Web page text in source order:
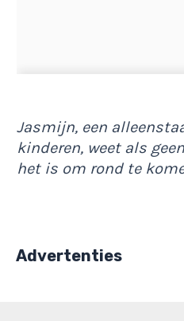
Jasmijn, een
kinderen, weet als
het is om rond te
Advertenties